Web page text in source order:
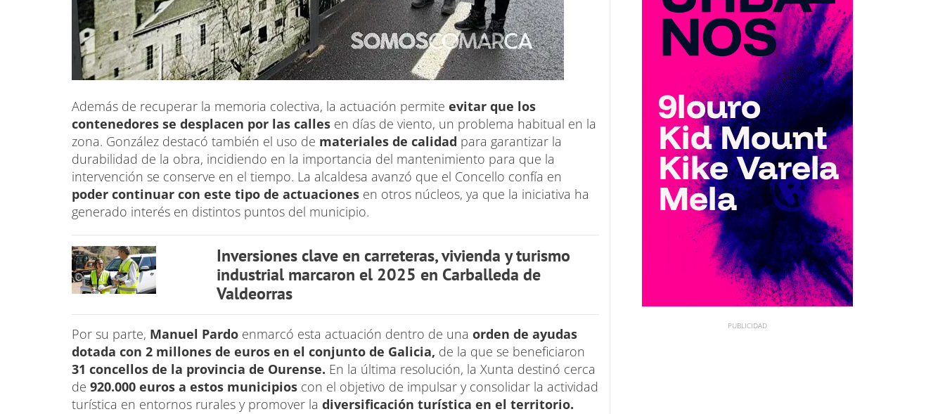
Además de recuperar la memoria colectiva, la actuación permite evitar que los
contenedores se desplacen por las calles en días de viento, un problema habitual en la
zona. González destacó también el uso de materiales de calidad para garantizar la
durabilidad de la obra, incidiendo en la importancia del mantenimiento para que la
intervención se conserve en el tiempo. La alcaldesa avanzó que el Concello confía en
poder continuar con este tipo de actuaciones en otros núcleos, ya que la iniciativa ha
generado interés en distintos puntos del municipio.
Inversiones clave en carreteras, vivienda y turismo
industrial marcaron el 2025 en Carballeda de
Valdeorras
Por su parte, Manuel Pardo enmarcó esta actuación dentro de una orden de ayudas
dotada con 2 millones de euros en el conjunto de Galicia, de la que se beneficiaron
31 concellos de la provincia de Ourense. En la última resolución, la Xunta destinó cerca
de 920.000 euros a estos municipios con el objetivo de impulsar y consolidar la actividad
turística en entornos rurales y promover la diversificación turística en el territorio.